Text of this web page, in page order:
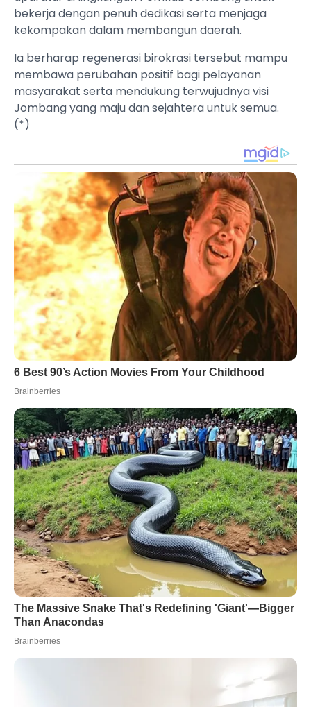
bekerja dengan penuh dedikasi serta menjaga
kekompakan dalam membangun daerah.
Ia berharap regenerasi birokrasi tersebut mampu
membawa perubahan positif bagi pelayanan
masyarakat serta mendukung terwujudnya visi
Jombang yang maju dan sejahtera untuk semua.
(*)